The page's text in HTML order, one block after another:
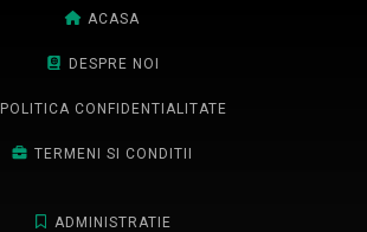
ACASA
DESPRE NOI
POLITICA CONFIDENTIALITATE
TERMENI SI CONDITII
ADMINISTRATIE